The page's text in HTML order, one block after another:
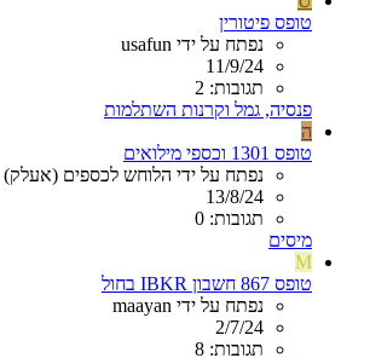
טופס פיטורין
נפתח על ידי usafun
11/9/24
תגובות: 2
פנסיה, גמל וקרנות השתלמות
ה
טופס 1301 וכספי מילואים
נפתח על ידי הלוחש לכספים (אעלק)
13/8/24
תגובות: 0
מיסים
M
טופס 867 חשבון IBKR בחול
נפתח על ידי maayan
2/7/24
תגובות: 8